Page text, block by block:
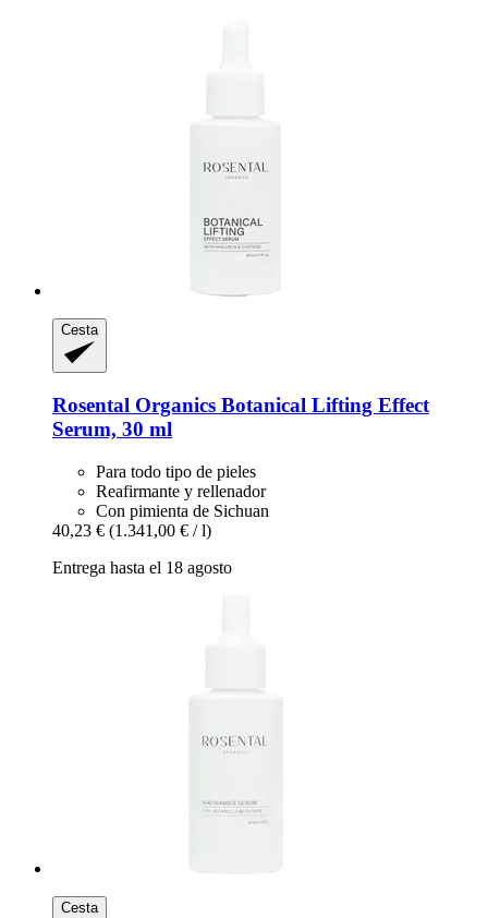
Cesta
Rosental Organics Botanical Lifting Effect
Serum, 30 ml
Para todo tipo de pieles
Reafirmante y rellenador
Con pimienta de Sichuan
40,23 € (1.341,00 € / l)
Entrega hasta el 18 agosto
Cesta